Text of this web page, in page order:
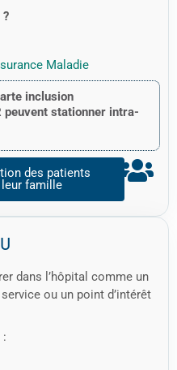
Maladie
inclusion
peuvent stationner intra-
des patients
famille
dans l’hôpital comme un
ou un point d’intérêt
: